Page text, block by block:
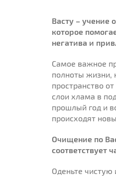
Васту – учение
которое
негатива и
Самое важное
полноты жизни,
пространство
слои хлама в
прошлый год и
происходят
Очищение по
соответствует
Оденьте чистую